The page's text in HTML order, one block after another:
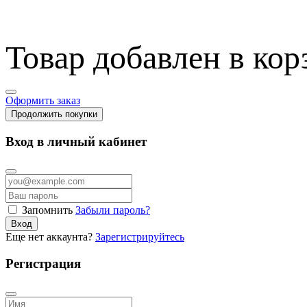
Товар добавлен в
Оформить заказ
Продолжить покупки
Вход в личный кабинет
Запомнить Забыли пароль?
Вход
Еще нет аккаунта? Зарегистрируйтесь
Регистрация